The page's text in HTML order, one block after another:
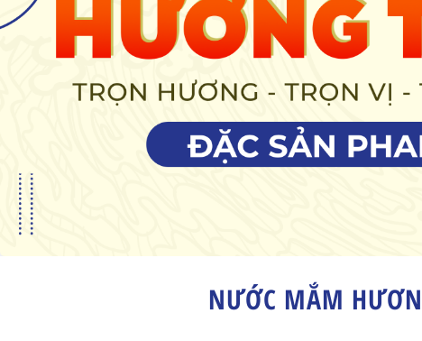
NƯỚC MẮM